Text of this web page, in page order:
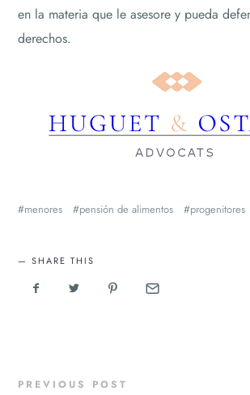
en la materia que le asesore y pueda
derechos.
menores pensión de alimentos progenitores
SHARE THIS
PREVIOUS POST